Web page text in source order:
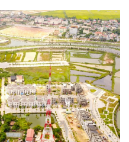
Ô tô - Xe máy
Ô tô
Xe máy
Tư vấn